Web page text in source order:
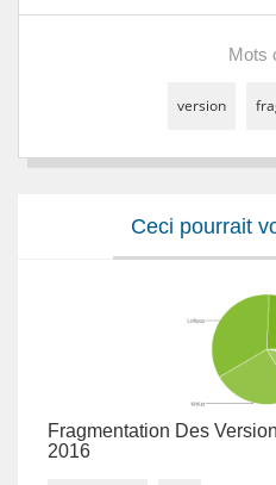
Mots
version
Ceci pourrait
Fragmentation Des
2016